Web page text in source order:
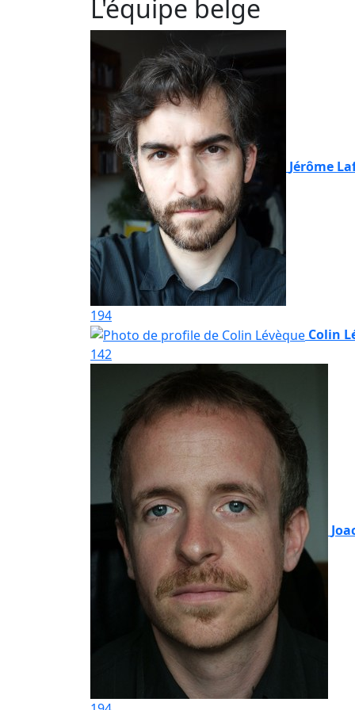
L'équipe belge
Jérôme
194
Colin
142